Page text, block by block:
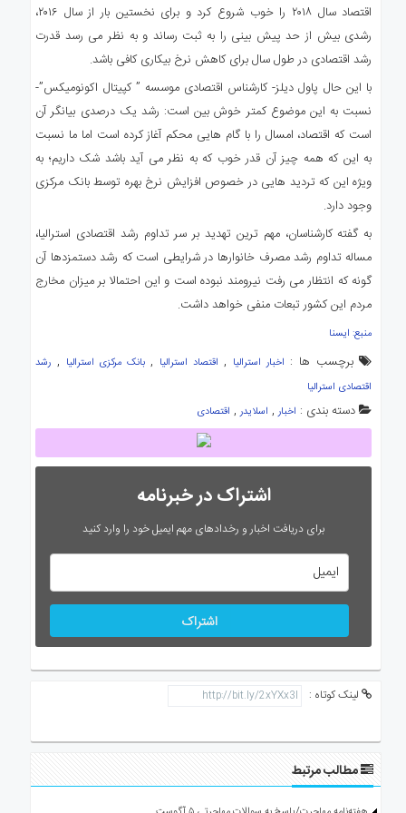
اقتصاد سال ۲۰۱۸ را خوب شروع کرد و برای نخستین بار از سال ۲۰۱۶،
رشدی بیش از حد پیش بینی را به ثبت رساند و به نظر می رسد قدرت
رشد اقتصادی در طول سال برای کاهش نرخ بیکاری کافی باشد.
با این حال پاول دیلز- کارشناس اقتصادی موسسه ” کپیتال اکونومیکس”-
نسبت به این موضوع کمتر خوش بین است: رشد یک درصدی بیانگر آن
است که اقتصاد، امسال را با گام هایی محکم آغاز کرده است اما ما نسبت
به این که همه چیز آن قدر خوب که به نظر می آید باشد شک داریم؛ به
ویژه این که تردید هایی در خصوص افزایش نرخ بهره توسط بانک مرکزی
وجود دارد.
به گفته کارشناسان، مهم ترین تهدید بر سر تداوم رشد اقتصادی استرالیا،
مساله تداوم رشد مصرف خانوارها در شرایطی است که رشد دستمزدها آن
گونه که انتظار می رفت نیرومند نبوده است و این احتمالا بر میزان مخارج
مردم این کشور تبعات منفی خواهد داشت.
منبع: ایسنا
برچسب ها : اخبار استرالیا , اقتصاد استرالیا ,بانک مرکزی استرالیا , رشد
اقتصادی استرالیا
دسته بندی : اخبار, اسلایدر, اقتصادی
اشتراک در خبرنامه
برای دریافت اخبار و رخدادهای مهم ایمیل خود را وارد کنید
اشتراک
لینک کوتاه :
مطالب مرتبط